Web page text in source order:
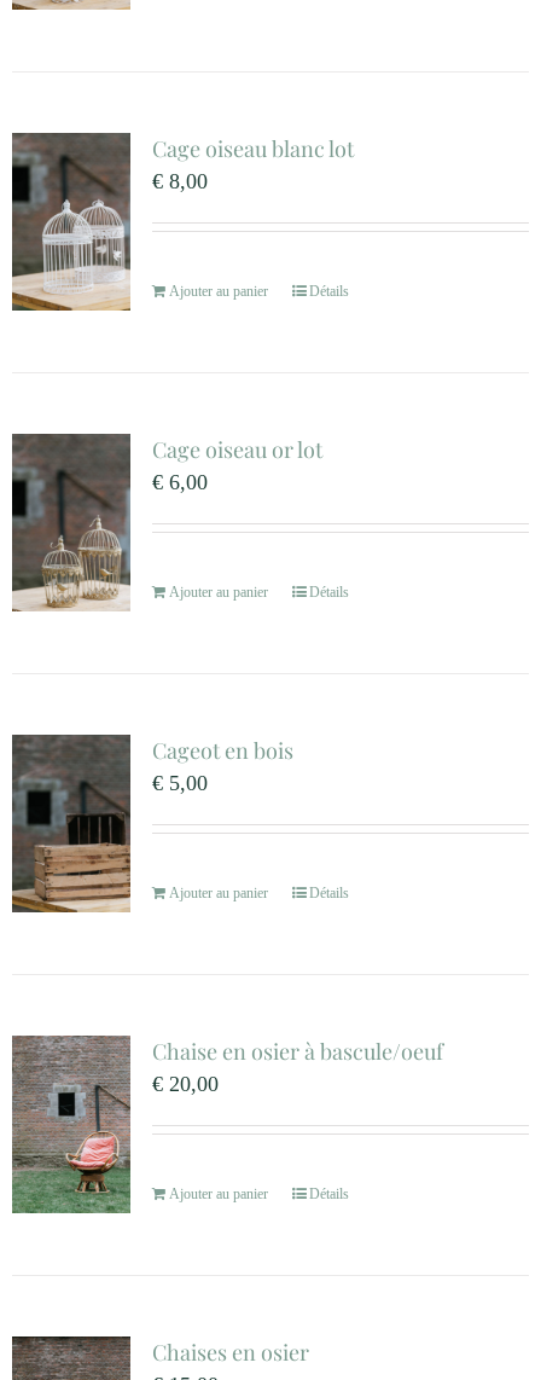
Cage oiseau blanc lot
€8,00
Ajouter au panier Détails
Cage oiseau or lot
€6,00
Ajouter au panier Détails
Cageot en bois
€5,00
Ajouter au panier Détails
Chaise en osier à bascule/oeuf
€20,00
Ajouter au panier Détails
Chaises en osier